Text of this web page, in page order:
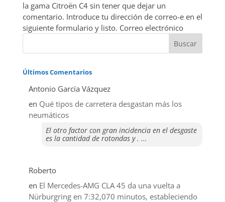
la gama Citroën C4 sin tener que dejar un
comentario. Introduce tu dirección de correo-e en el
siguiente formulario y listo. Correo electrónico
Últimos Comentarios
Antonio García Vázquez
en Qué tipos de carretera desgastan más los
neumáticos
El otro factor con gran incidencia en el desgaste
es la cantidad de rotondas y . ...
Roberto
en El Mercedes-AMG CLA 45 da una vuelta a
Nürburgring en 7:32,070 minutos, estableciendo